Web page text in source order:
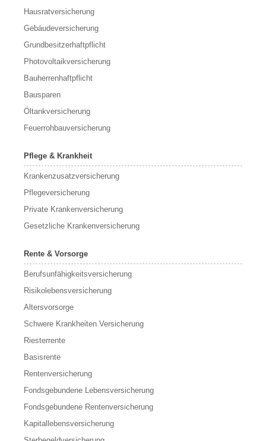
Hausratversicherung
Gebäudeversicherung
Grundbesitzerhaftpflicht
Photovoltaikversicherung
Bauherrenhaftpflicht
Bausparen
Öltankversicherung
Feuerrohbauversicherung
Pflege & Krankheit
Krankenzusatzversicherung
Pflegeversicherung
Private Krankenversicherung
Gesetzliche Krankenversicherung
Rente & Vorsorge
Berufs­unfähigkeitsversicherung
Risikolebensversicherung
Altersvorsorge
Schwere Krankheiten Versicherung
Riesterrente
Basisrente
Rentenversicherung
Fondsgebundene Lebensversicherung
Fondsgebundene Rentenversicherung
Kapitallebensversicherung